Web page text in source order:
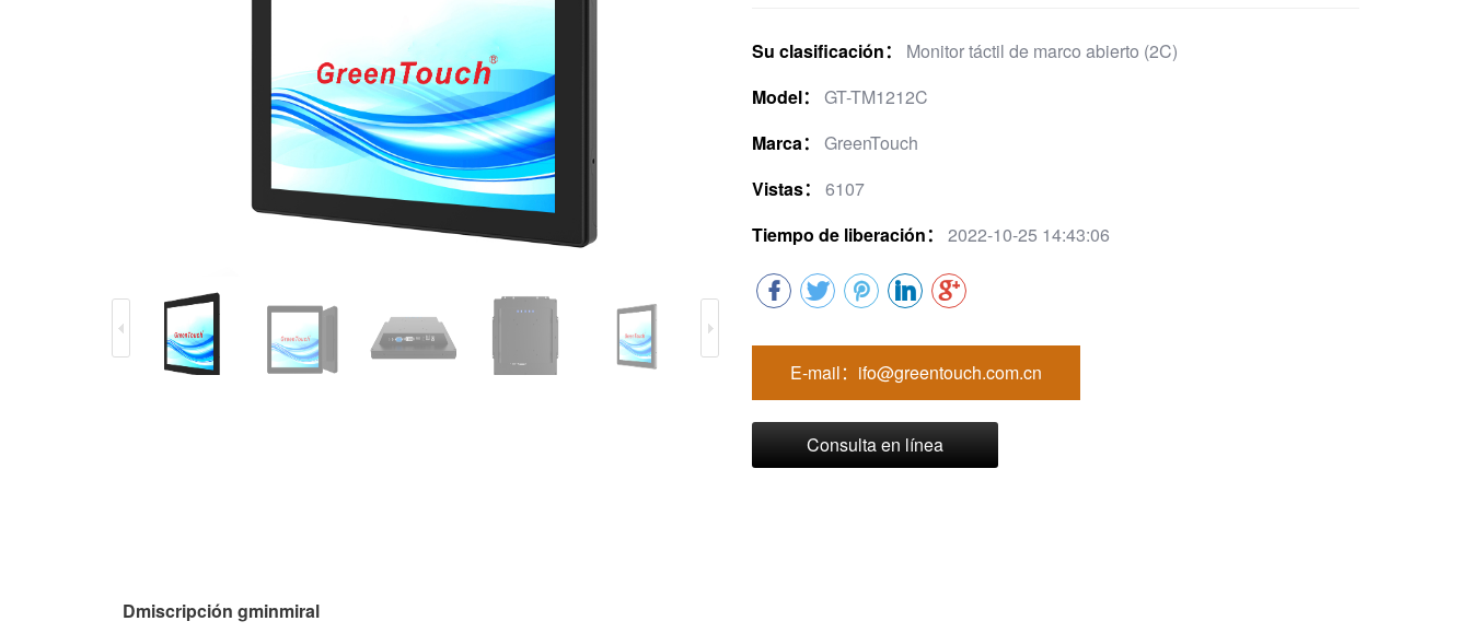
Su clasificación：
Monitor táctil de marco abierto (2C)
Model：
GT-TM1212C
Marca：
GreenTouch
Vistas：
6107
Tiempo de liberación：
2022-10-25 14:43:06
E-mail：ifo@greentouch.com.cn
Consulta en línea
Dmiscripción gminmiral